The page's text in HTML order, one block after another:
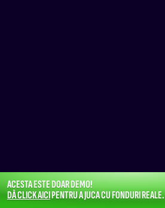
ACESTA ESTE DOAR DEMO!
DĂ CLICK AICIPENTRU A JUCA CU FONDURI REALE.